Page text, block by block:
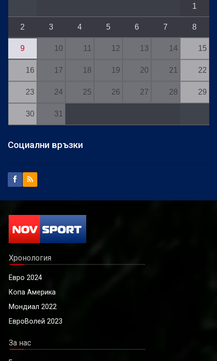
1
2 3 4 5 6 7 8
9 10 11 12 13 14 15
16 17 18 19 20 21 22
23 24 25 26 27 28 29
30 31
Социални връзки
Хронология
Евро 2024
Копа Америка
Мондиал 2022
ЕвроВолей 2023
За нас